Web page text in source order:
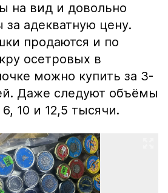
на вид и довольно
адекватную цену.
продаются и по
осетровых в
можно купить за 3-
Даже следуют объёмы
10 и 12,5 тысячи.